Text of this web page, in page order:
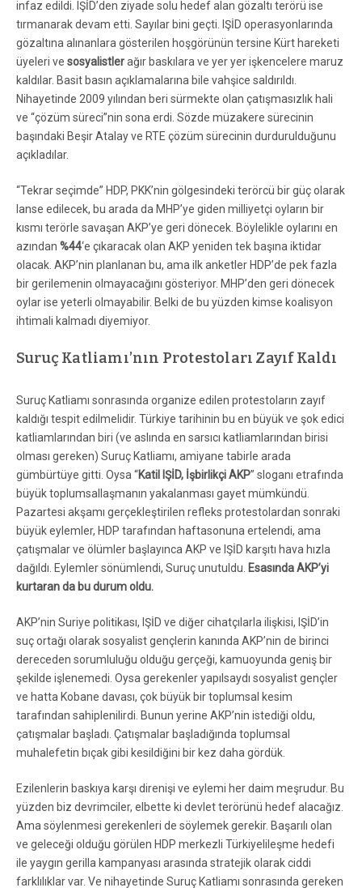
infaz edildi. IŞİD’den ziyade solu hedef alan gözaltı terörü ise
tırmanarak devam etti. Sayılar bini geçti. IŞİD operasyonlarında
gözaltına alınanlara gösterilen hoşgörünün tersine Kürt hareketi
üyeleri ve sosyalistlerağır baskılara ve yer yer işkencelere maruz
kaldılar. Basit basın açıklamalarına bile vahşice saldırıldı.
Nihayetinde 2009 yılından beri sürmekte olan çatışmasızlık hali
ve “çözüm süreci”nin sona erdi. Sözde müzakere sürecinin
başındaki Beşir Atalay ve RTE çözüm sürecinin durdurulduğunu
açıkladılar.
“Tekrar seçimde” HDP, PKK’nin gölgesindeki terörcü bir güç olarak
lanse edilecek, bu arada da MHP’ye giden milliyetçi oyların bir
kısmı terörle savaşan AKP’ye geri dönecek. Böylelikle oylarını en
azından %44‘e çıkaracak olan AKP yeniden tek başına iktidar
olacak. AKP’nin planlanan bu, ama ilk anketler HDP’de pek fazla
bir gerilemenin olmayacağını gösteriyor. MHP’den geri dönecek
oylar ise yeterli olmayabilir. Belki de bu yüzden kimse koalisyon
ihtimali kalmadı diyemiyor.
Suruç Katliamı’nın Protestoları Zayıf Kaldı
Suruç Katliamı sonrasında organize edilen protestoların zayıf
kaldığı tespit edilmelidir. Türkiye tarihinin bu en büyük ve şok edici
katliamlarından biri (ve aslında en sarsıcı katliamlarından birisi
olması gereken) Suruç Katliamı, amiyane tabirle arada
gümbürtüye gitti. Oysa “Katil IŞİD, İşbirlikçi AKP” sloganı etrafında
büyük toplumsallaşmanın yakalanması gayet mümkündü.
Pazartesi akşamı gerçekleştirilen refleks protestolardan sonraki
büyük eylemler, HDP tarafından haftasonuna ertelendi, ama
çatışmalar ve ölümler başlayınca AKP ve IŞİD karşıtı hava hızla
dağıldı. Eylemler sönümlendi, Suruç unutuldu. Esasında AKP’yi
kurtaran da bu durum oldu.
AKP’nin Suriye politikası, IŞİD ve diğer cihatçılarla ilişkisi, IŞİD’in
suç ortağı olarak sosyalist gençlerin kanında AKP’nin de birinci
dereceden sorumluluğu olduğu gerçeği, kamuoyunda geniş bir
şekilde işlenemedi. Oysa gerekenler yapılsaydı sosyalist gençler
ve hatta Kobane davası, çok büyük bir toplumsal kesim
tarafından sahiplenilirdi. Bunun yerine AKP’nin istediği oldu,
çatışmalar başladı. Çatışmalar başladığında toplumsal
muhalefetin bıçak gibi kesildiğini bir kez daha gördük.
Ezilenlerin baskıya karşı direnişi ve eylemi her daim meşrudur. Bu
yüzden biz devrimciler, elbette ki devlet terörünü hedef alacağız.
Ama söylenmesi gerekenleri de söylemek gerekir. Başarılı olan
ve geleceği olduğu görülen HDP merkezli Türkiyelileşme hedefi
ile yaygın gerilla kampanyası arasında stratejik olarak ciddi
farklılıklar var. Ve nihayetinde Suruç Katliamı sonrasında gereken